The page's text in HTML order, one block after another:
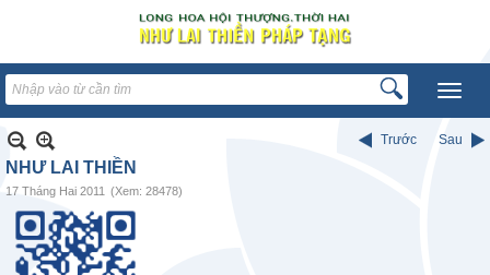
Trước Sau
NHƯ LAI THIỀN
17 Tháng Hai 2011 (Xem: 28478)